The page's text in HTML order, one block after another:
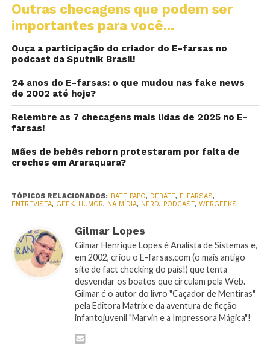
Outras checagens que podem ser
importantes para você...
Ouça a participação do criador do E-farsas no
podcast da Sputnik Brasil!
24 anos do E-farsas: o que mudou nas fake news
de 2002 até hoje?
Relembre as 7 checagens mais lidas de 2025 no E-
farsas!
Mães de bebês reborn protestaram por falta de
creches em Araraquara?
TÓPICOS RELACIONADOS: BATE PAPO, DEBATE, E-FARSAS,
ENTREVISTA, GEEK, HUMOR, NA MÍDIA, NERD, PODCAST, WERGEEKS
Gilmar Lopes
Gilmar Henrique Lopes é Analista de Sistemas e,
em 2002, criou o E-farsas.com (o mais antigo
site de fact checking do país!) que tenta
desvendar os boatos que circulam pela Web.
Gilmar é o autor do livro "Caçador de Mentiras"
pela Editora Matrix e da aventura de ficção
infantojuvenil "Marvin e a Impressora Mágica"!